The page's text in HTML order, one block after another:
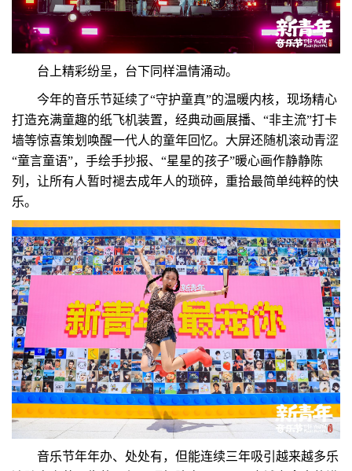
台上精彩纷呈，台下同样温情涌动。
今年的音乐节延续了“守护童真”的温暖内核，现场精心
打造充满童趣的纸飞机装置，经典动画展播、“非主流”打卡
墙等惊喜策划唤醒一代人的童年回忆。大屏还随机滚动青涩
“童言童语”，手绘手抄报、“星星的孩子”暖心画作静静陈
列，让所有人暂时褪去成年人的琐碎，重拾最简单纯粹的快
乐。
音乐节年年办、处处有，但能连续三年吸引越来越多乐